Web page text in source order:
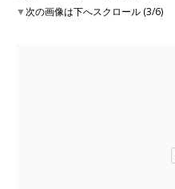
▼次の画像は下へスクロール (3/6)